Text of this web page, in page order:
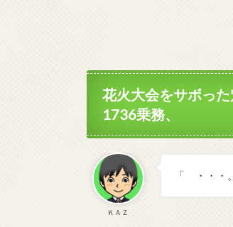
花火大会をサボっ
1736乗務、
ＫＡＺ
「 ・・・